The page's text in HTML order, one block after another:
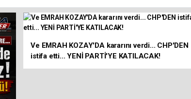
Ve EMRAH KOZAY'DA kararını verdi... CHP'DEN
istifa etti... YENİ PARTİ'YE KATILACAK!